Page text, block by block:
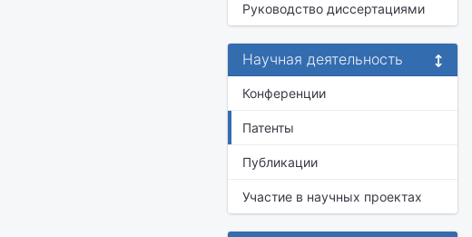
Руководство диссертациями
Научная деятельность
Конференции
Патенты
Публикации
Участие в научных проектах